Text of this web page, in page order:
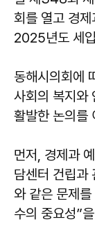
회를 열고 경
2025년도 세
동해시의회에
사회의 복지와
활발한 논의를
먼저, 경제과
담센터 건립과
와 같은 문제
수의 중요성”